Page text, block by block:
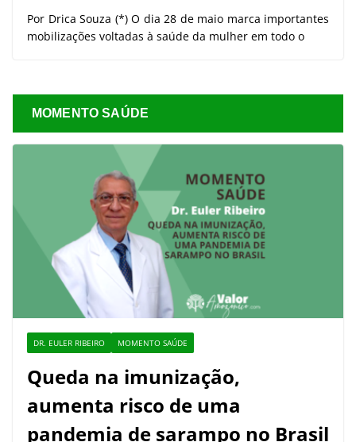
Por Drica Souza (*) O dia 28 de maio marca importantes
mobilizações voltadas à saúde da mulher em todo o
MOMENTO SAÚDE
DR. EULER RIBEIRO MOMENTO SAÚDE
Queda na imunização,
aumenta risco de uma
pandemia de sarampo no Brasil